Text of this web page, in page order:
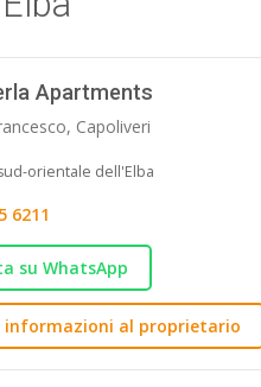
Apartments
Capoliveri
orientale dell'Elba
6211
su WhatsApp
informazioni al proprietario